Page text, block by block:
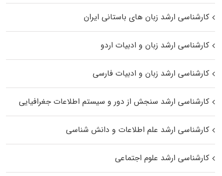
کارشناسی ارشد زبان‌ های باستانی ایران
کارشناسی ارشد زبان و ادبیات اردو
کارشناسی ارشد زبان و ادبیات فارسی
کارشناسی ارشد سنجش از دور و سیستم اطلاعات جغرافیایی
کارشناسی ارشد علم اطلاعات و دانش شناسی
کارشناسی ارشد علوم اجتماعی